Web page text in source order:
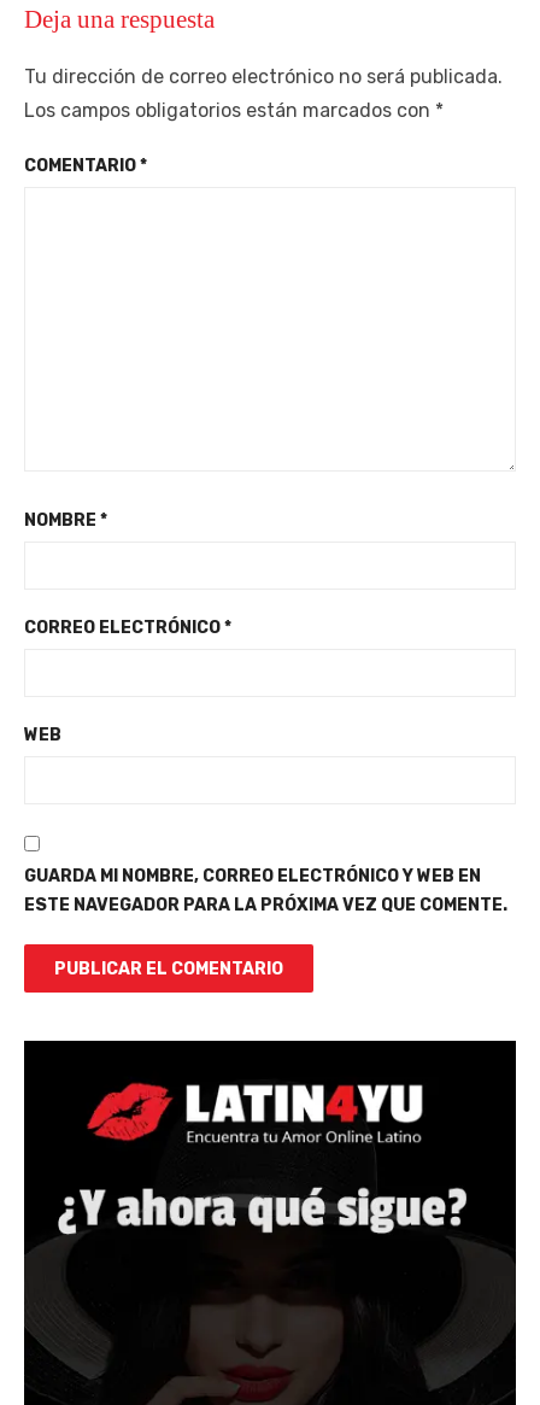
Deja una respuesta
Tu dirección de correo electrónico no será publicada.
Los campos obligatorios están marcados con *
COMENTARIO*
NOMBRE *
CORREO ELECTRÓNICO*
WEB
GUARDA MI NOMBRE, CORREO ELECTRÓNICO Y WEB EN
ESTE NAVEGADOR PARA LA PRÓXIMA VEZ QUE COMENTE.